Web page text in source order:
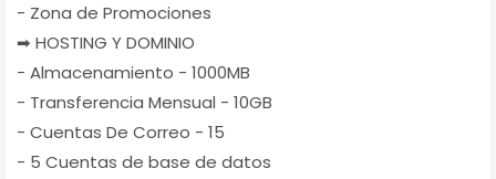
- Zona de Promociones
➡ HOSTING Y DOMINIO
- Almacenamiento - 1000MB
- Transferencia Mensual - 10GB
- Cuentas De Correo - 15
- 5 Cuentas de base de datos